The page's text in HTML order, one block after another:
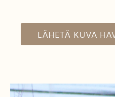
LÄHETÄ KUVA